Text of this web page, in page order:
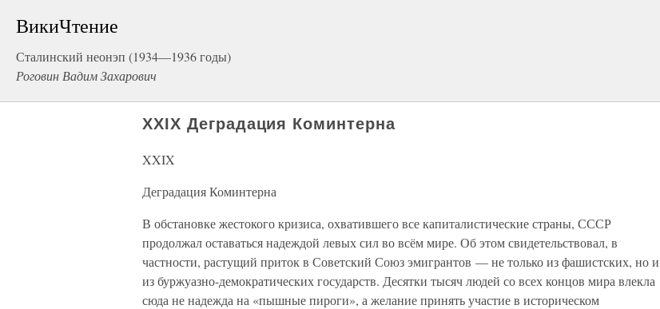
ВикиЧтение
Сталинский неонэп (1934—1936 годы)
Роговин Вадим Захарович
XXIX Деградация Коминтерна
XXIX
Деградация Коминтерна
В обстановке жестокого кризиса, охватившего все капиталистические страны, СССР
продолжал оставаться надеждой левых сил во всём мире. Об этом свидетельствовал, в
частности, растущий приток в Советский Союз эмигрантов — не только из фашистских, но и
из буржуазно-демократических государств. Десятки тысяч людей со всех концов мира влекла
сюда не надежда на «пышные пироги», а желание принять участие в историческом